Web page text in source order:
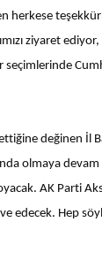
herkese
ziyaret
seçimlerinde
değinen İl
olmaya
AK Parti
edecek. Hep